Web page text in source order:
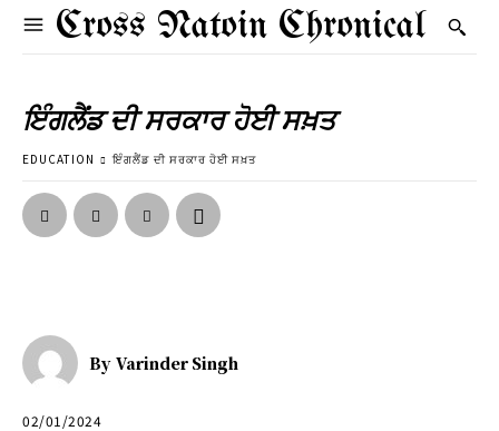
Cross Natoin Chronical
ਇੰਗਲੈਂਡ ਦੀ ਸਰਕਾਰ ਹੋਈ ਸਖ਼ਤ
EDUCATION ਇੰਗਲੈਂਡ ਦੀ ਸਰਕਾਰ ਹੋਈ ਸਖ਼ਤ
By Varinder Singh
02/01/2024